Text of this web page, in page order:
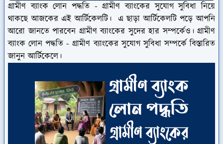
গ্রামীণ ব্যাংক লোন পদ্ধতি - গ্রামীণ ব্যাংকের সুযোগ সুবিধা নিয়ে
থাকছে আজকের এই আর্টিকেলটি। এ ছাড়া আর্টিকেলটি পড়ে আপনি
আরো জানতে পারবেন গ্রামীণ ব্যাংকের সুদের হার সম্পর্কেও। গ্রামীণ
ব্যাংক লোন পদ্ধতি - গ্রামীণ ব্যাংকের সুযোগ সুবিধা সম্পর্কে বিস্তারিত
জানুন আর্টিকেলে।